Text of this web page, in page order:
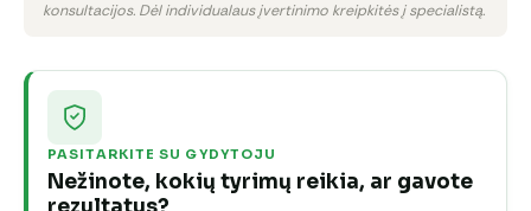
konsultacijos. Dėl individualaus įvertinimo kreipkitės į specialistą.
PASITARKITE SU GYDYTOJU
Nežinote, kokių tyrimų reikia, ar gavote